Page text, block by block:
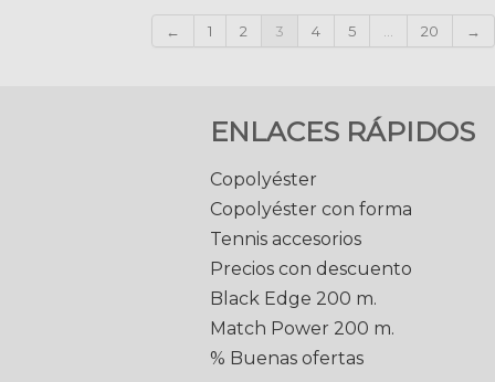
← 1 2 3 4 5 ... 20 →
ENLACES RÁPIDOS
Copolyéster
Copolyéster con forma
Tennis accesorios
Precios con descuento
Black Edge 200 m.
Match Power 200 m.
% Buenas ofertas